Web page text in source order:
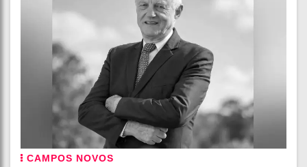
CAMPOS NOVOS